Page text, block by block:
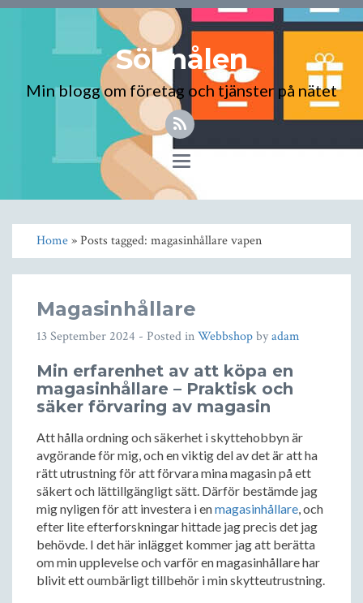
Söknålen
Min blogg om företag och tjänster på nätet
Toggle
navigation
Home» Posts tagged: magasinhållare vapen
Magasinhållare
13 September 2024 - Posted inWebbshopbyadam
Min erfarenhet av att köpa en
magasinhållare – Praktisk och
säker förvaring av magasin
Att hålla ordning och säkerhet i skyttehobbyn är
avgörande för mig, och en viktig del av det är att ha
rätt utrustning för att förvara mina magasin på ett
säkert och lättillgängligt sätt. Därför bestämde jag
mig nyligen för att investera i enmagasinhållare, och
efter lite efterforskningar hittade jag precis det jag
behövde. I det här inlägget kommer jag att berätta
om min upplevelse och varför en magasinhållare har
blivit ett oumbärligt tillbehör i min skytteutrustning.